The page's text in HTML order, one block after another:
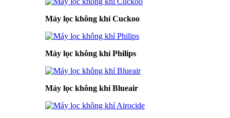
Máy lọc không khí Cuckoo
Máy lọc không khí Philips
Máy lọc không khí Blueair